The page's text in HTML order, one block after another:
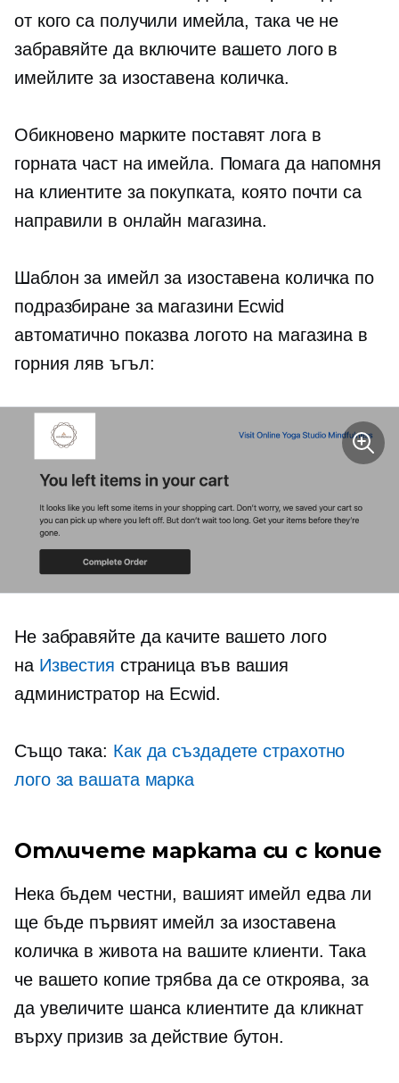
от кого са получили имейла, така че не
забравяйте да включите вашето лого в
имейлите за изоставена количка.
Обикновено марките поставят лога в
горната част на имейла. Помага да напомня
на клиентите за покупката, която почти са
направили в онлайн магазина.
Шаблон за имейл за изоставена количка по
подразбиране за магазини Ecwid
автоматично показва логото на магазина в
горния ляв ъгъл:
Не забравяйте да качите вашето лого
на Известия страница във вашия
администратор на Ecwid.
Също така: Как да създадете страхотно
лого за вашата марка
Отличете марката си с копие
Нека бъдем честни, вашият имейл едва ли
ще бъде първият имейл за изоставена
количка в живота на вашите клиенти. Така
че вашето копие трябва да се откроява, за
да увеличите шанса клиентите да кликнат
върху призив за действиебутон.